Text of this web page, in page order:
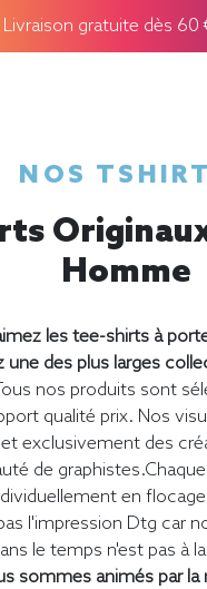
gratuite dès 60
NOS
Homme
les tee-shirts à
une des plus larges
nos produits sont
qualité prix. Nos
exclusivement des
de
en
l'impression Dtg car
le temps n'est pas à
sommes animés par